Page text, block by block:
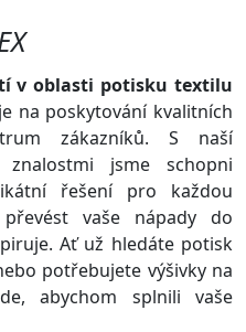
v oblasti potisku textilu
na poskytování kvalitních
zákazníků. S naší
jsme schopni
řešení pro každou
vaše nápady do
Ať už hledáte potisk
potřebujete výšivky na
abychom splnili vaše